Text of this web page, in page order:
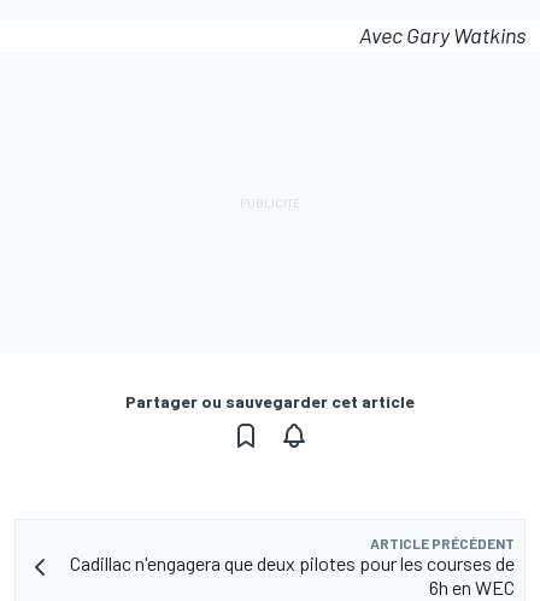
Avec Gary Watkins
Partager ou sauvegarder cet article
ARTICLE PRÉCÉDENT
Cadillac n'engagera que deux pilotes pour les courses de
6h en WEC